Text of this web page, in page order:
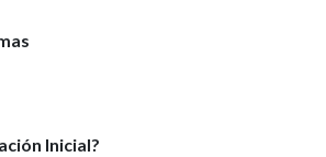
Inicial?